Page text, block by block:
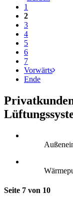
1
2
3
4
5
6
7
Vorwärts
Ende
Seite 7 von 10